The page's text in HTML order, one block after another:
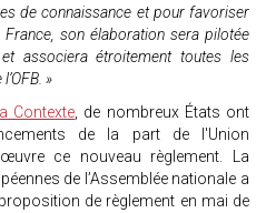
de connaissance et pour favoriser
son élaboration sera pilotée
associera étroitement toutes les
»
Contexte, de nombreux États ont
de la part de l'Union
ce nouveau règlement. La
de l’Assemblée nationale a
de règlement en mai de